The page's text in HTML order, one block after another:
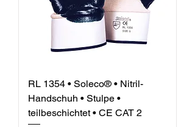
RL 1354 • Soleco® • Nitril-
Handschuh • Stulpe •
teilbeschichtet • CE CAT 2